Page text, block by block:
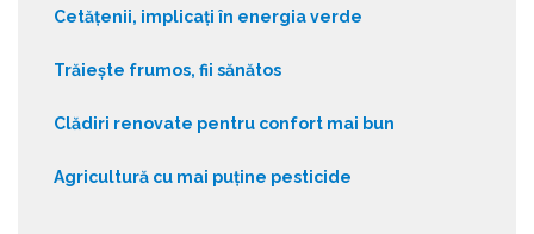
Cetățenii, implicați în energia verde
Trăiește frumos, fii sănătos
Clădiri renovate pentru confort mai bun
Agricultură cu mai puține pesticide